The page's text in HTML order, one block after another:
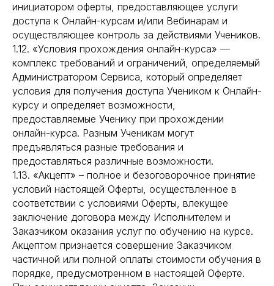
инициатором оферты, предоставляющее услуги
доступа к Онлайн-курсам и/или Вебинарам и
осуществляющее контроль за действиями Учеников.
1.12. «Условия прохождения онлайн-курса» —
комплекс требований и ограничений, определяемый
Администратором Сервиса, который определяет
условия для получения доступа Учеником к Онлайн-
курсу и определяет возможности,
предоставляемые Ученику при прохождении
онлайн-курса. Разным Ученикам могут
предъявляться разные требования и
предоставляться различные возможности.
1.13. «Акцепт» – полное и безоговорочное принятие
условий настоящей Оферты, осуществленное в
соответствии с условиями Оферты, влекущее
заключение договора между Исполнителем и
Заказчиком оказания услуг по обучению на курсе.
Акцептом признается совершение Заказчиком
частичной или полной оплаты стоимости обучения в
порядке, предусмотренном в настоящей Оферте.